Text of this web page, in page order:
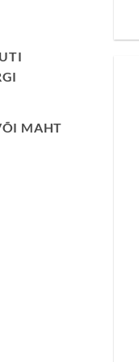
MAHT